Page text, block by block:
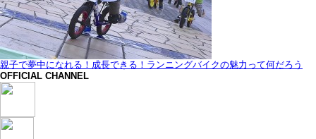
親子で夢中になれる！成長できる！ランニングバイクの魅力って何だろう
OFFICIAL CHANNEL